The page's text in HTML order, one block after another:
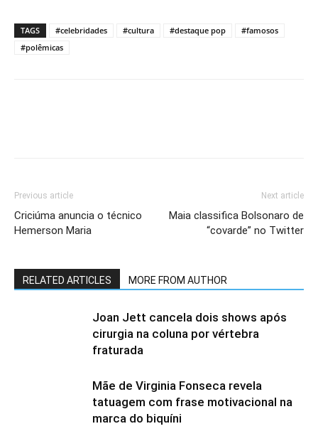
TAGS #celebridades #cultura #destaque pop
#famosos
#polêmicas
Previous article
Criciúma anuncia o técnico
Hemerson Maria
Next article
Maia classifica Bolsonaro de
“covarde” no Twitter
RELATED ARTICLES MORE FROM AUTHOR
Joan Jett cancela dois shows após
cirurgia na coluna por vértebra
fraturada
Mãe de Virginia Fonseca revela
tatuagem com frase motivacional na
marca do biquíni